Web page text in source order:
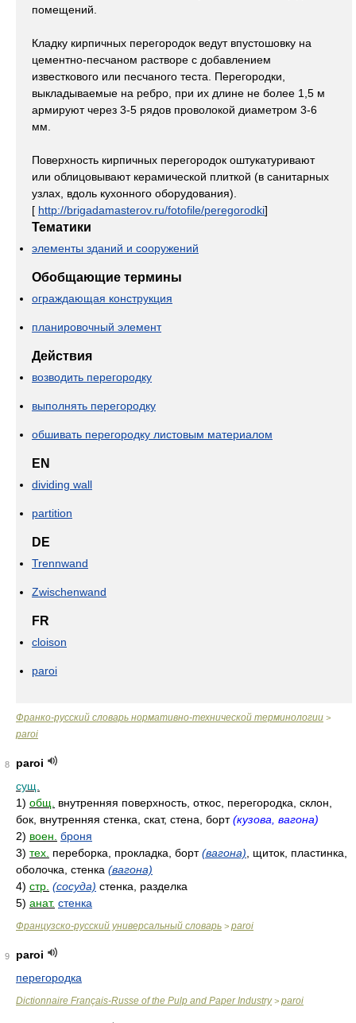
помещений.
Кладку кирпичных перегородок ведут впустошовку на
цементно-песчаном растворе с добавлением
известкового или песчаного теста. Перегородки,
выкладываемые на ребро, при их длине не более 1,5 м
армируют через 3-5 рядов проволокой диаметром 3-6
мм.
Поверхность кирпичных перегородок оштукатуривают
или облицовывают керамической плиткой (в санитарных
узлах, вдоль кухонного оборудования).
[ http://brigadamasterov.ru/fotofile/peregorodki]
Тематики
элементы зданий и сооружений
Обобщающие термины
ограждающая конструкция
планировочный элемент
Действия
возводить перегородку
выполнять перегородку
обшивать перегородку листовым материалом
EN
dividing wall
partition
DE
Trennwand
Zwischenwand
FR
cloison
paroi
Франко-русский словарь нормативно-технической терминологии >
paroi
8
paroi
сущ.
1) общ.
внутренняя поверхность, откос, перегородка, склон,
бок, внутренняя стенка, скат, стена, борт(кузова, вагона)
2) воен. броня
3) тех. переборка, прокладка, борт(вагона) , щиток, пластинка,
оболочка, стенка (вагона)
4) стр. (сосуда) стенка, разделка
5) анат. стенка
Французско-русский универсальный словарь > paroi
9
paroi
перегородка
Dictionnaire Français-Russe of the Pulp and Paper Industry> paroi